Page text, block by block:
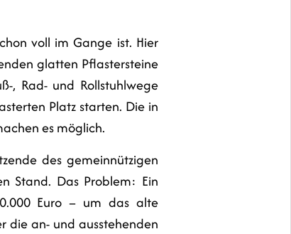
voll im Gange ist. Hier
glatten Pflastersteine
, Rad- und Rollstuhlwege
Platz starten. Die in
es möglich.
des gemeinnützigen
Stand. Das Problem: Ein
Euro – um das alte
die an- und ausstehenden